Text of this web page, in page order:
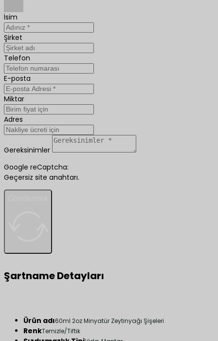
İsim
Şirket
Telefon
E-posta
Miktar
Adres
Gereksinimler
Google reCaptcha:
Geçersiz site anahtarı.
Şartname Detayları
Ürün adı60ml 2oz Minyatür Zeytinyağı Şişeleri
RenkTemizle/Tiftik